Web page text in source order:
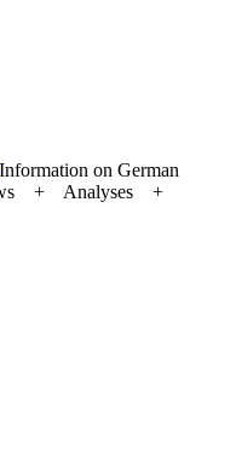
Information on German
+ Analyses +